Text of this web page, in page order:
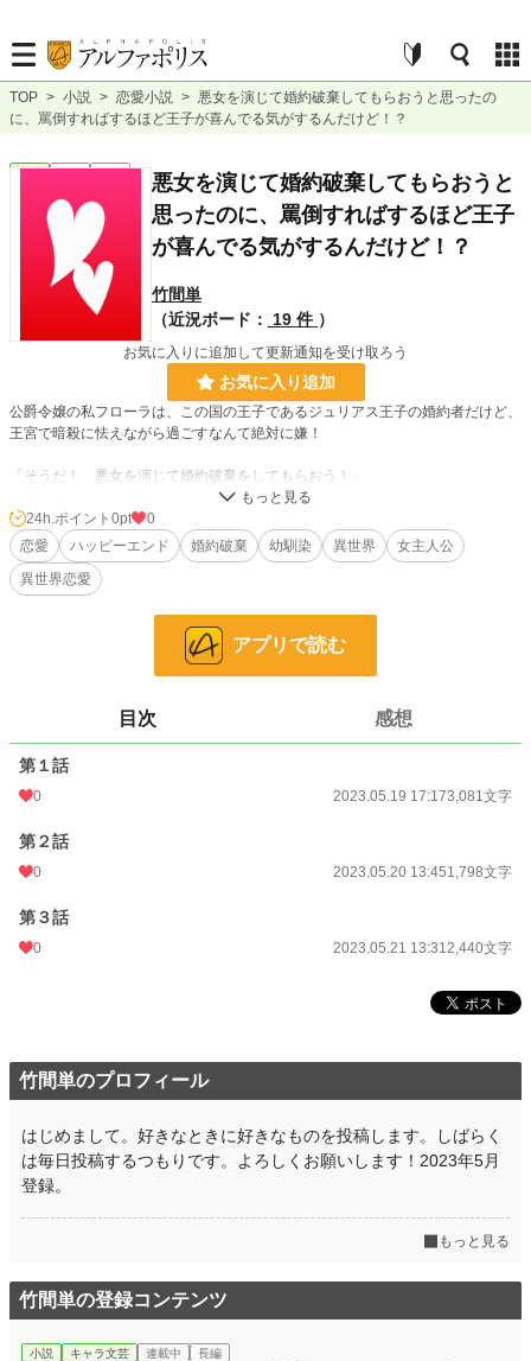
TOP > 小説 > 恋愛小説 > 悪女を演じて婚約破棄してもらおうと思ったの
に、罵倒すればするほど王子が喜んでる気がするんだけど！？
恋愛 完結 短編
悪女を演じて婚約破棄してもらおうと
思ったのに、罵倒すればするほど王子
が喜んでる気がするんだけど！？
竹間単
（近況ボード：
19 件 ）
お気に入りに追加して更新通知を受け取ろう
お気に入り追加
公爵令嬢の私フローラは、この国の王子であるジュリアス王子の婚約者だけど、
王宮で暗殺に怯えながら過ごすなんて絶対に嫌！
「そうだ！ 悪女を演じて婚約破棄をしてもらおう！」
……と思ったのに、罵倒すればするほど王子が喜んでいる気がするんだけ
ど！？！？
小説
66,381 位 / 66,381 件
0 pt
文字数
更新日時
初回公開日時
初回完結日時
週間ポイント
24h.ポイント 0pt
0
恋愛
ハッピーエンド 婚約破棄 幼馴染 異世界
女主人公
異世界恋愛
アプリで読む
目次 感想
第１話
0 2023.05.19 17:173,081文字
第２話
0 2023.05.20 13:451,798文字
第３話
0 2023.05.21 13:312,440文字
竹間単のプロフィール
はじめまして。好きなときに好きなものを投稿します。しばらく
は毎日投稿するつもりです。よろしくお願いします！2023年5月
登録。
もっと見る
竹間単の登録コンテンツ
小説 キャラ文芸 連載中 長編